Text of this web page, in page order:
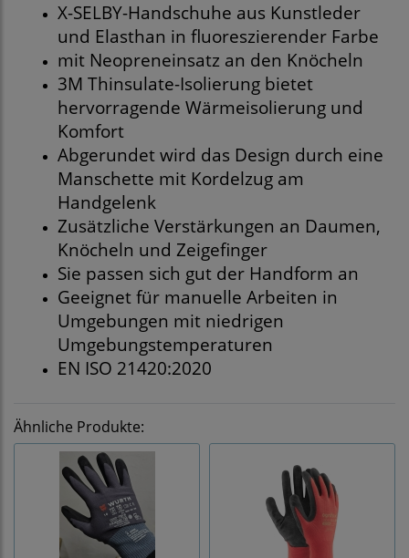
X-SELBY-Handschuhe aus Kunstleder
und Elasthan in fluoreszierender Farbe
mit Neopreneinsatz an den Knöcheln
3M Thinsulate-Isolierung bietet
hervorragende Wärmeisolierung und
Komfort
Abgerundet wird das Design durch eine
Manschette mit Kordelzug am
Handgelenk
Zusätzliche Verstärkungen an Daumen,
Knöcheln und Zeigefinger
Sie passen sich gut der Handform an
Geeignet für manuelle Arbeiten in
Umgebungen mit niedrigen
Umgebungstemperaturen
EN ISO 21420:2020
Ähnliche Produkte: